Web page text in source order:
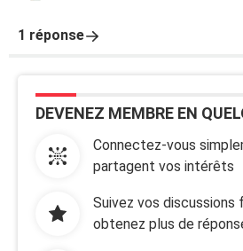
1 réponse
DEVENEZ MEMBRE EN
Connectez-vous
partagent vos intérêts
Suivez vos
obtenez plus de